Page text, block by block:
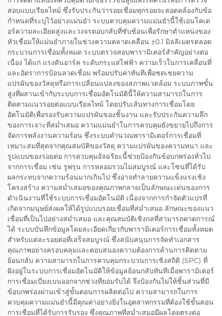
สอบแบบเรียลไทม์ ซึ่งรับประกันว่ารอยเชื่อมทุกรอยจะสอดคล้องกับข้อ
กำหนดที่ระบุไว้อย่างแม่นยำ ระบบควบคุมความแม่นยำนี้ใช้เอนโคเด
อร์ความละเอียดสูงและวงจรตอบกลับที่ซับซ้อนเพื่อรักษาตำแหน่งของ
หัวเชื่อมให้แม่นยำภายในช่วงความคลาดเคลื่อน ±0.1 มิลลิเมตรตลอด
กระบวนการเชื่อมทั้งหมด ระบบตรวจสอบพารามิเตอร์สำคัญอย่างต่อ
เนื่อง ได้แก่ แรงดันอาร์ค ระดับกระแสไฟฟ้า ความเร็วในการเคลื่อนที่
และอัตราการป้อนลวดเชื่อม พร้อมปรับค่าทันทีเพื่อชดเชยความ
แปรผันของวัสดุหรือการเปลี่ยนแปลงของสภาพแวดล้อม ระบบภาพขั้น
สูงที่ผสานเข้ากับระบบการเชื่อมอัตโนมัตินี้ให้ความสามารถในการ
ติดตามแนวรอยต่อแบบเรียลไทม์ โดยปรับเส้นทางการเชื่อมโดย
อัตโนมัติเพื่อรองรับความแปรผันของชิ้นงาน และรับประกันความลึก
ของการเจาะที่สม่ำเสมอ ความแม่นยำในการควบคุมยังขยายไปถึงการ
จัดการพลังงานความร้อน ซึ่งระบบคำนวณพารามิเตอร์การเชื่อมที่
เหมาะสมที่สุดจากคุณสมบัติของวัสดุ ความแปรผันของความหนา และ
รูปแบบของรอยต่อ การควบคุมอัจฉริยะนี้ช่วยป้องกันข้อบกพร่องทั่วไป
จากการเชื่อม เช่น รูพรุน การหลอมรวมไม่สมบูรณ์ และโซนที่ได้รับ
ผลกระทบจากความร้อนมากเกินไป ซึ่งอาจทำลายความแข็งแรงเชิง
โครงสร้าง ความสม่ำเสมอของคุณภาพกลายเป็นลักษณะเด่นของการ
ดำเนินงานที่ใช้ระบบการเชื่อมอัตโนมัติ เนื่องจากการกำจัดตัวแปรที่
เกิดจากมนุษย์ส่งผลให้ได้รูปแบบรอยเชื่อมที่สม่ำเสมอ ลักษณะของแนว
เชื่อมที่เป็นไปอย่างสม่ำเสมอ และคุณสมบัติเชิงกลที่สามารถคาดการณ์
ได้ ระบบบันทึกข้อมูลโดยละเอียดเกี่ยวกับพารามิเตอร์การเชื่อมทั้งหมด
สำหรับแต่ละรอยต่อที่เสร็จสมบูรณ์ ซึ่งสนับสนุนการจัดทำเอกสาร
คุณภาพอย่างครอบคลุมและตอบสนองความต้องการด้านการติดตาม
ย้อนกลับ ความสามารถในการควบคุมกระบวนการเชิงสถิติ (SPC) ที่
ฝังอยู่ในระบบการเชื่อมอัตโนมัติให้ข้อมูลย้อนกลับทันทีเมื่อพารามิเตอร์
การเชื่อมเบี่ยงเบนออกจากช่วงที่ยอมรับได้ จึงป้องกันไม่ให้ชิ้นส่วนที่มี
ข้อบกพร่องผ่านเข้าสู่ขั้นตอนการผลิตต่อไป ความสามารถในการ
ควบคุมความแม่นยำนี้มีคุณค่าอย่างยิ่งในอุตสาหกรรมที่ต้องใช้ขั้นตอน
การเชื่อมที่ได้รับการรับรอง ซึ่งคุณภาพที่สม่ำเสมอมีผลโดยตรงต่อ